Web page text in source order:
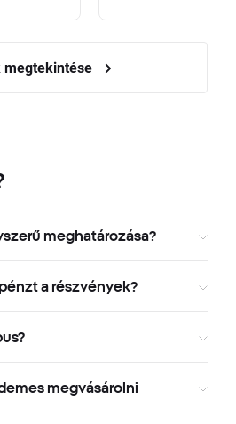
megtekintése
meghatározása?
a részvények?
megvásárolni